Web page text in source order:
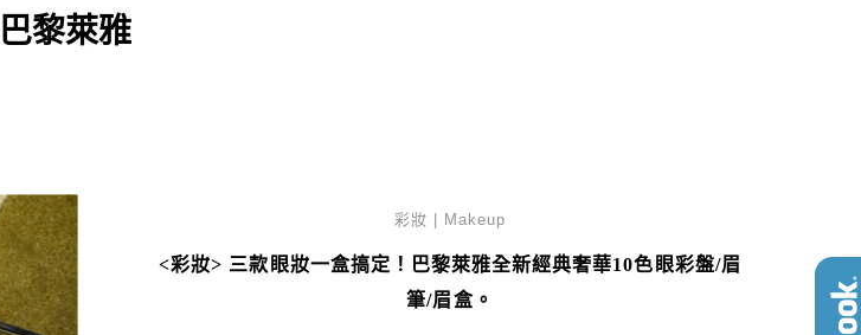
巴黎萊雅
彩妝 | Makeup
<彩妝> 三款眼妝一盒搞定！巴黎萊雅全新經典奢華10色眼彩盤/眉
筆/眉盒。